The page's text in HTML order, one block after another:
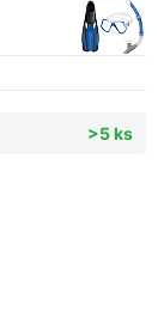
>5 ks